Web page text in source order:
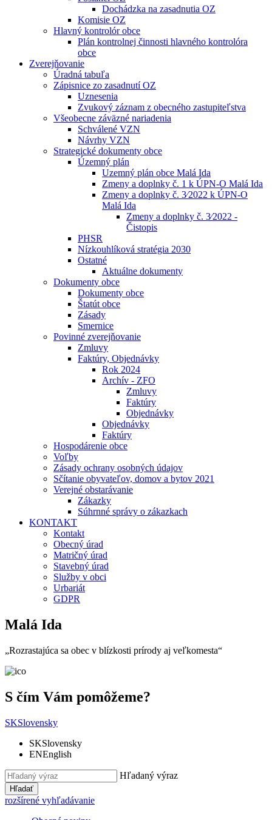
Dochádzka na zasadnutia OZ
Komisie OZ
Hlavný kontrolór obce
Plán kontrolnej činnosti hlavného kontrolóra
obce
Zverejňovanie
Úradná tabuľa
Zápisnice zo zasadnutí OZ
Uznesenia
Zvukový záznam z obecného zastupiteľstva
Všeobecne záväzné nariadenia
Schválené VZN
Návrhy VZN
Strategické dokumenty obce
Územný plán
Uzemný plán obce Malá Ida
Zmeny a doplnky č. 1 k ÚPN-O Malá Ida
Zmeny a doplnky č. 3⁄2022 k ÚPN-O
Malá Ida
Zmeny a doplnky č. 3⁄2022 -
Čistopis
PHSR
Nízkouhlíková stratégia 2030
Ostatné
Aktuálne dokumenty
Dokumenty obce
Dokumenty obce
Štatút obce
Zásady
Smernice
Povinné zverejňovanie
Zmluvy
Faktúry, Objednávky
Rok 2024
Archív - ZFO
Zmluvy
Faktúry
Objednávky
Objednávky
Faktúry
Hospodárenie obce
Voľby
Zásady ochrany osobných údajov
Sčítanie obyvateľov, domov a bytov 2021
Verejné obstarávanie
Zákazky
Súhrnné správy o zákazkach
KONTAKT
Kontakt
Obecný úrad
Matričný úrad
Stavebný úrad
Služby v obci
Urbariát
GDPR
Malá Ida
„Rozrastajúca sa obec v blízkosti prírody aj veľkomesta“
S čím Vám pomôžeme?
SKSlovensky
SKSlovensky
ENEnglish
Hľadaný výraz
Hľadať
rozšírené vyhľadávanie